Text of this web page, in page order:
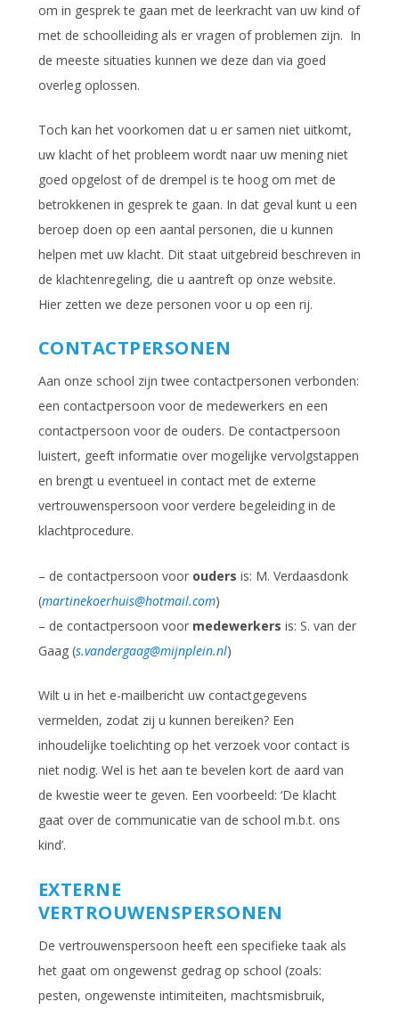
om in gesprek te gaan met de leerkracht van uw kind of
met de schoolleiding als er vragen of problemen zijn. In
de meeste situaties kunnen we deze dan via goed
overleg oplossen.
Toch kan het voorkomen dat u er samen niet uitkomt,
uw klacht of het probleem wordt naar uw mening niet
goed opgelost of de drempel is te hoog om met de
betrokkenen in gesprek te gaan. In dat geval kunt u een
beroep doen op een aantal personen, die u kunnen
helpen met uw klacht. Dit staat uitgebreid beschreven in
de klachtenregeling, die u aantreft op onze website.
Hier zetten we deze personen voor u op een rij.
CONTACTPERSONEN
Aan onze school zijn twee contactpersonen verbonden:
een contactpersoon voor de medewerkers en een
contactpersoon voor de ouders. De contactpersoon
luistert, geeft informatie over mogelijke vervolgstappen
en brengt u eventueel in contact met de externe
vertrouwenspersoon voor verdere begeleiding in de
klachtprocedure.
– de contactpersoon voor ouders is: M. Verdaasdonk
(martinekoerhuis@hotmail.com)
– de contactpersoon voor medewerkers is: S. van der
Gaag (s.vandergaag@mijnplein.nl)
Wilt u in het e-mailbericht uw contactgegevens
vermelden, zodat zij u kunnen bereiken? Een
inhoudelijke toelichting op het verzoek voor contact is
niet nodig. Wel is het aan te bevelen kort de aard van
de kwestie weer te geven. Een voorbeeld: ‘De klacht
gaat over de communicatie van de school m.b.t. ons
kind’.
EXTERNE
VERTROUWENSPERSONEN
De vertrouwenspersoon heeft een specifieke taak als
het gaat om ongewenst gedrag op school (zoals:
pesten, ongewenste intimiteiten, machtsmisbruik,